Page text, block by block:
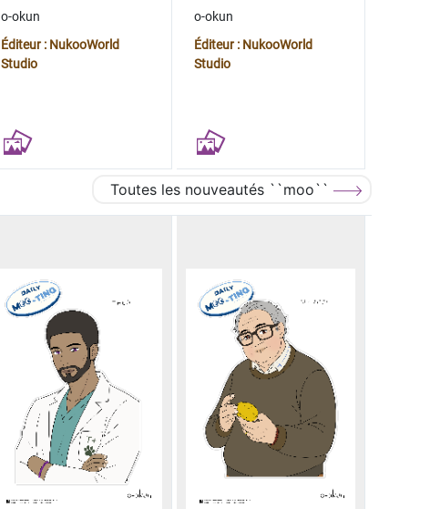
o-okun
Éditeur : NukooWorld
Studio
o-okun
Éditeur : NukooWorld
Studio
Toutes les nouveautés ``moo``